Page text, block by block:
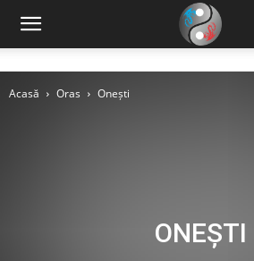
Acasă Oras Onești
ONEȘTI